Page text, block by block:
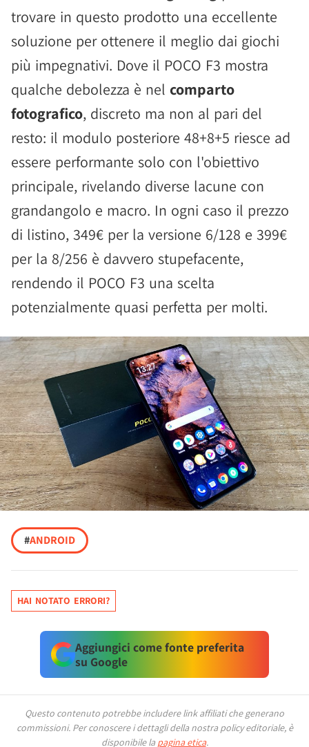
trovare in questo prodotto una eccellente
soluzione per ottenere il meglio dai giochi
più impegnativi. Dove il POCO F3 mostra
qualche debolezza è nel comparto
fotografico, discreto ma non al pari del
resto: il modulo posteriore 48+8+5 riesce ad
essere performante solo con l'obiettivo
principale, rivelando diverse lacune con
grandangolo e macro. In ogni caso il prezzo
di listino, 349€ per la versione 6/128 e 399€
per la 8/256 è davvero stupefacente,
rendendo il POCO F3 una scelta
potenzialmente quasi perfetta per molti.
#ANDROID
HAI NOTATO ERRORI?
Aggiungici come fonte preferita
su Google
Questo contenuto potrebbe includere link affiliati che generano
commissioni. Per conoscere i dettagli della nostra policy editoriale, è
disponibile la pagina etica.